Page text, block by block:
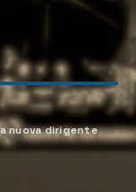
nuova dirigente